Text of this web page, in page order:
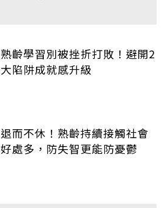
熟齡學習別被挫折打敗！避開2
大陷阱成就感升級
退而不休！熟齡持續接觸社會
好處多，防失智更能防憂鬱